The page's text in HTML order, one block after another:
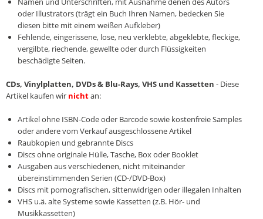
oder Illustrators (trägt ein Buch Ihren Namen, bedecken Sie
diesen bitte mit einem weißen Aufkleber)
Fehlende, eingerissene, lose, neu verklebte, abgeklebte, fleckige,
vergilbte, riechende, gewellte oder durch Flüssigkeiten
beschädigte Seiten.
CDs, Vinylplatten, DVDs & Blu-Rays, VHS und Kassetten - Diese
Artikel kaufen wir nichtan:
Artikel ohne ISBN-Code oder Barcode sowie kostenfreie Samples
oder andere vom Verkauf ausgeschlossene Artikel
Raubkopien und gebrannte Discs
Discs ohne originale Hülle, Tasche, Box oder Booklet
Ausgaben aus verschiedenen, nicht miteinander
übereinstimmenden Serien (CD-/DVD-Box)
Discs mit pornografischen, sittenwidrigen oder illegalen Inhalten
VHS u.ä. alte Systeme sowie Kassetten (z.B. Hör- und
Musikkassetten)